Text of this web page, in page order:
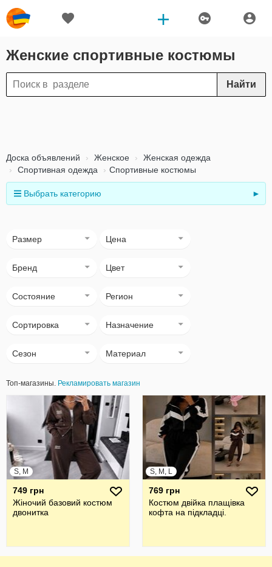
Женские спортивные костюмы
Найти
Доска объявлений Женское
Женская одежда
Спортивная одежда
Спортивные костюмы
Выбрать категорию ►
Размер Цена
Бренд Цвет
Состояние Регион
Сортировка Назначение
Сезон Материал
Топ-магазины. Рекламировать магазин
S, M
749 грн
Жіночий базовий костюм
двонитка
S, M, L
769 грн
Костюм двійка плащівка
кофта на підкладці.